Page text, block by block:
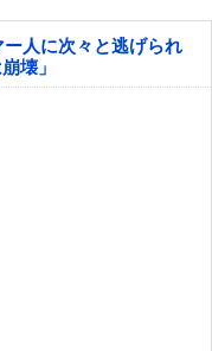
ー人に次々と逃げられ
壊」